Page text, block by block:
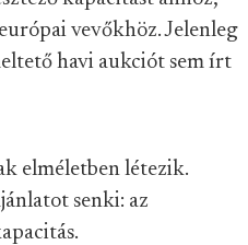
vevőkhöz. Jelenleg
havi aukciót sem írt
elméletben létezik.
senki: az